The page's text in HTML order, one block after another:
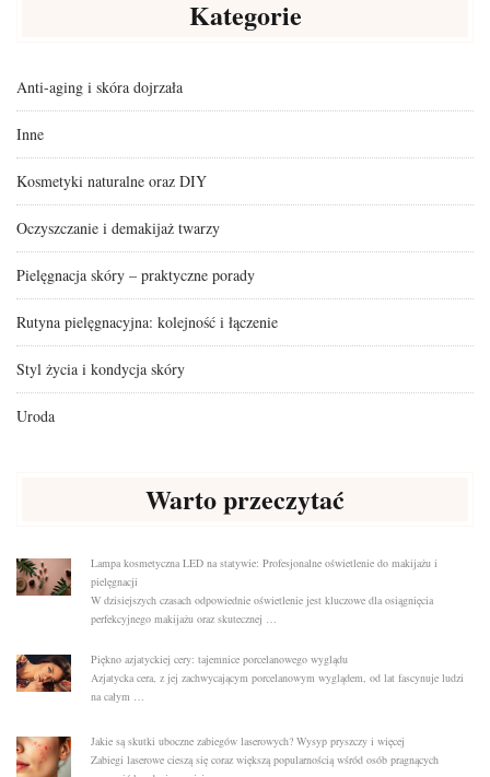
Kategorie
Anti-aging i skóra dojrzała
Inne
Kosmetyki naturalne oraz DIY
Oczyszczanie i demakijaż twarzy
Pielęgnacja skóry – praktyczne porady
Rutyna pielęgnacyjna: kolejność i łączenie
Styl życia i kondycja skóry
Uroda
Warto przeczytać
Lampa kosmetyczna LED na statywie: Profesjonalne oświetlenie do makijażu i
pielęgnacji
W dzisiejszych czasach odpowiednie oświetlenie jest kluczowe dla osiągnięcia
perfekcyjnego makijażu oraz skutecznej …
Piękno azjatyckiej cery: tajemnice porcelanowego wyglądu
Azjatycka cera, z jej zachwycającym porcelanowym wyglądem, od lat fascynuje ludzi
na całym …
Jakie są skutki uboczne zabiegów laserowych? Wysyp pryszczy i więcej
Zabiegi laserowe cieszą się coraz większą popularnością wśród osób pragnących